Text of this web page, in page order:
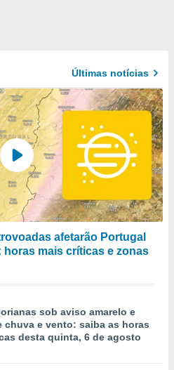
Últimas notícias
afetarão Portugal
mais críticas e zonas
sob aviso amarelo e
chuva e vento: saiba as horas
desta quinta, 6 de agosto